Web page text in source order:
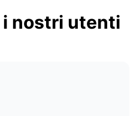
i nostri utenti